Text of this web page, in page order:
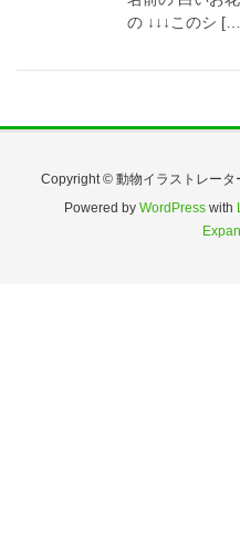
の ↓↓↓このシ
Copyright © 動物イラストレー
Powered by WordPresswith